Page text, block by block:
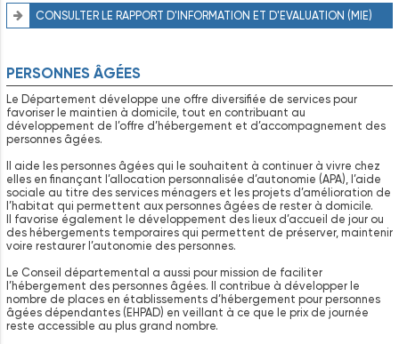
CONSULTER LE RAPPORT D'INFORMATION ET D'EVALUATION (MIE)
PERSONNES ÂGÉES
Le Département développe une offre diversifiée de services pour
favoriser le maintien à domicile, tout en contribuant au
développement de l’offre d’hébergement et d’accompagnement des
personnes âgées.
Il aide les personnes âgées qui le souhaitent à continuer à vivre chez
elles en finançant l’allocation personnalisée d’autonomie (APA), l’aide
sociale au titre des services ménagers et les projets d’amélioration de
l’habitat qui permettent aux personnes âgées de rester à domicile.
Il favorise également le développement des lieux d’accueil de jour ou
des hébergements temporaires qui permettent de préserver, maintenir
voire restaurer l’autonomie des personnes.
Le Conseil départemental a aussi pour mission de faciliter
l’hébergement des personnes âgées. Il contribue à développer le
nombre de places en établissements d’hébergement pour personnes
âgées dépendantes (EHPAD) en veillant à ce que le prix de journée
reste accessible au plus grand nombre.